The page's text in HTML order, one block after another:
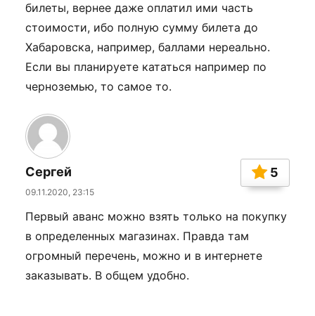
билеты, вернее даже оплатил ими часть
стоимости, ибо полную сумму билета до
Хабаровска, например, баллами нереально.
Если вы планируете кататься например по
черноземью, то самое то.
Сергей
09.11.2020, 23:15
5
Первый аванс можно взять только на покупку
в определенных магазинах. Правда там
огромный перечень, можно и в интернете
заказывать. В общем удобно.